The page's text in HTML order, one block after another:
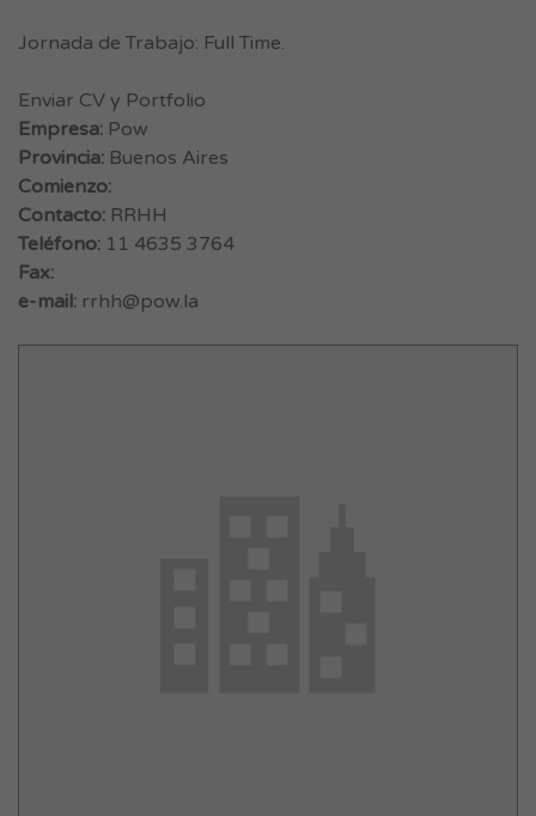
Jornada de Trabajo: Full Time.
Enviar CV y Portfolio
Empresa: Pow
Provincia: Buenos Aires
Comienzo:
Contacto: RRHH
Teléfono: 11 4635 3764
Fax:
e-mail: rrhh@pow.la